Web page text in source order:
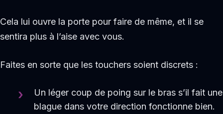
Cela lui ouvre la porte pour faire de même, et il se
sentira plus à l’aise avec vous.
Faites en sorte que les touchers soient discrets :
Un léger coup de poing sur le bras s’il fait une
blague dans votre direction fonctionne bien.